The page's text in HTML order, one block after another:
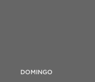
DOMINGO